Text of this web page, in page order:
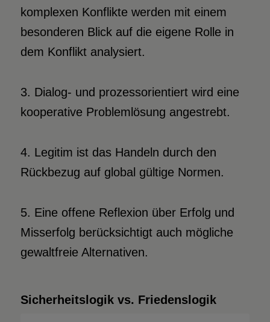
komplexen Konflikte werden mit einem
besonderen Blick auf die eigene Rolle in
dem Konflikt analysiert.
3. Dialog- und prozessorientiert wird eine
kooperative Problemlösung angestrebt.
4. Legitim ist das Handeln durch den
Rückbezug auf global gültige Normen.
5. Eine offene Reflexion über Erfolg und
Misserfolg berücksichtigt auch mögliche
gewaltfreie Alternativen.
Sicherheitslogik vs. Friedenslogik